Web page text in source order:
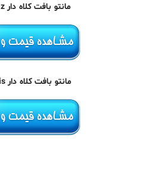
مانتو بافت کلاه دار Imaz :
مانتو بافت کلاه دار Batis :